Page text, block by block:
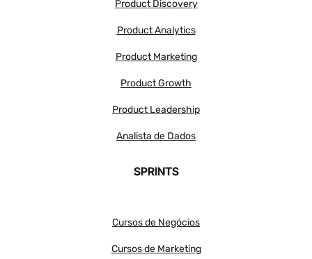
Product Discovery
Product Analytics
Product Marketing
Product Growth
Product Leadership
Analista de Dados
SPRINTS
Cursos de Negócios
Cursos de Marketing